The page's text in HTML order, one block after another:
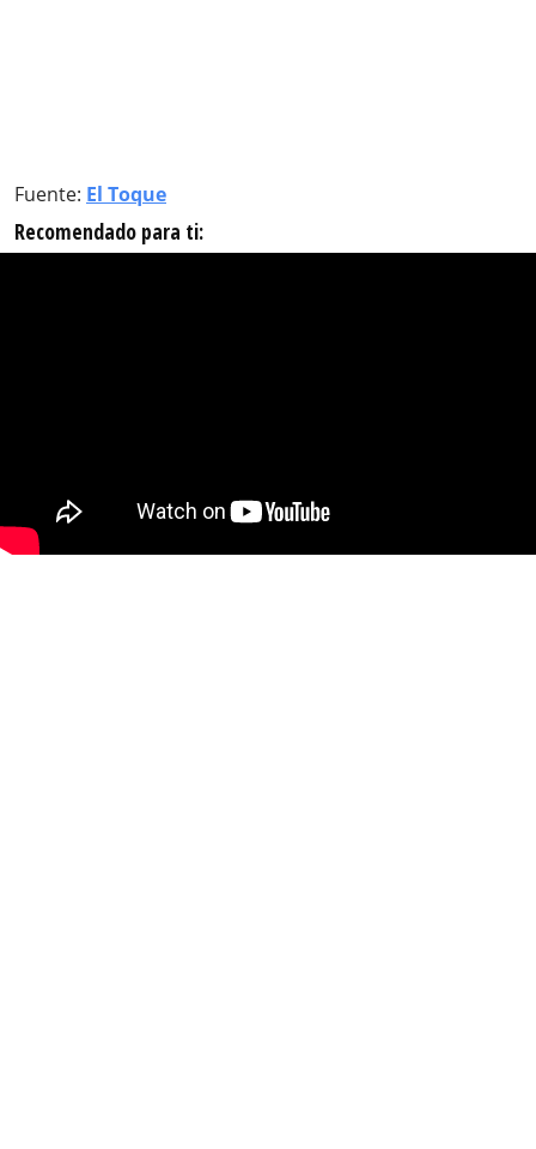
Fuente: El Toque
Recomendado para ti: